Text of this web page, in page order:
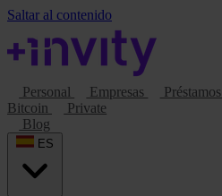
Saltar al contenido
Personal Empresas Préstamos
Bitcoin
Private
Blog